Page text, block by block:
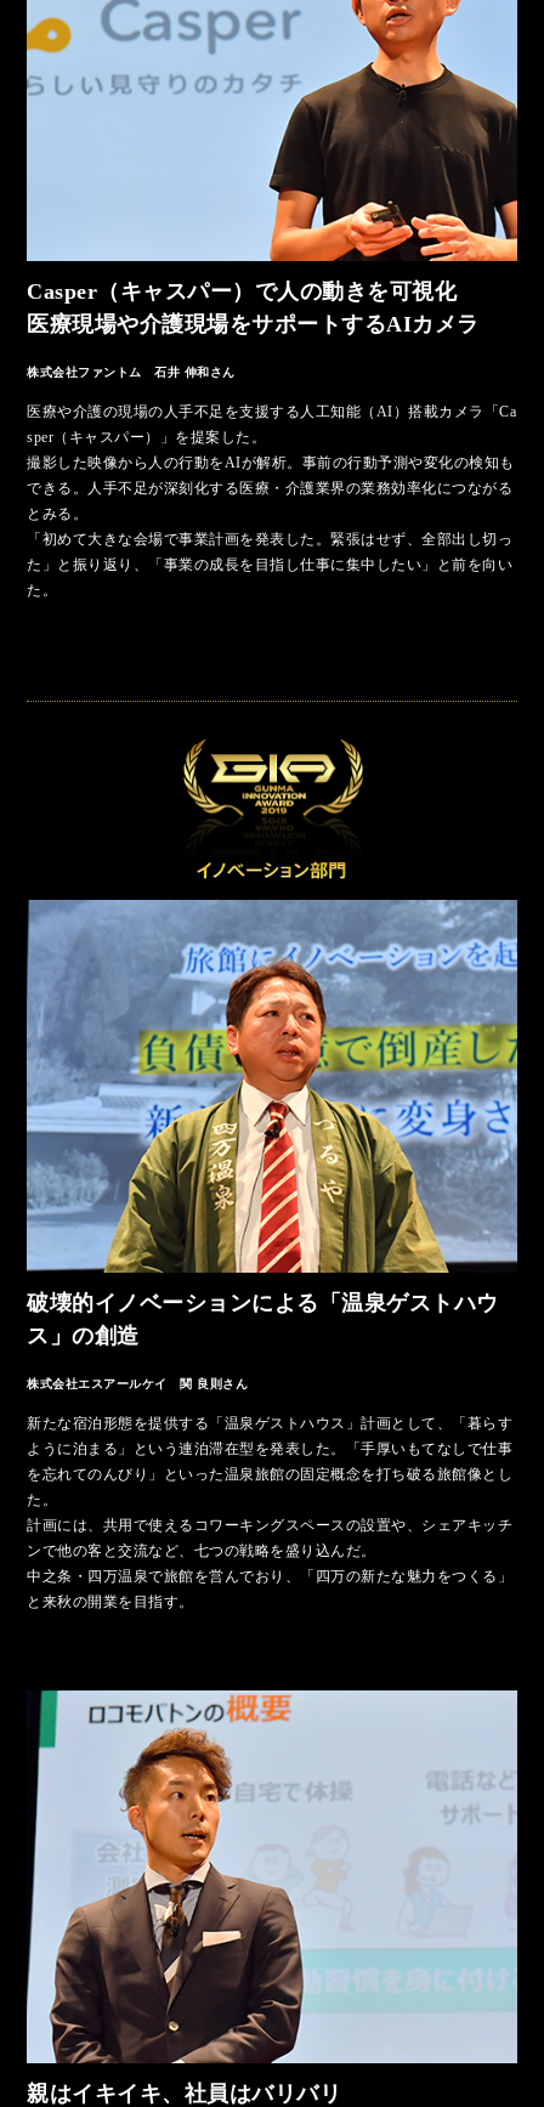
Casper（キャスパー）で人の動きを可視化
医療現場や介護現場をサポートするAIカメラ
株式会社ファントム 石井 伸和さん
医療や介護の現場の人手不足を支援する人工知能（AI）搭載カメラ「Ca
sper（キャスパー）」を提案した。
撮影した映像から人の行動をAIが解析。事前の行動予測や変化の検知も
できる。人手不足が深刻化する医療・介護業界の業務効率化につながる
とみる。
「初めて大きな会場で事業計画を発表した。緊張はせず、全部出し切っ
た」と振り返り、「事業の成長を目指し仕事に集中したい」と前を向い
た。
破壊的イノベーションによる 「温泉ゲストハウ
ス」の創造
株式会社エスアールケイ 関 良則さん
新たな宿泊形態を提供する「温泉ゲストハウス」計画として、「暮らす
ように泊まる」という連泊滞在型を発表した。「手厚いもてなしで仕事
を忘れてのんびり」といった温泉旅館の固定概念を打ち破る旅館像とし
た。
計画には、共用で使えるコワーキングスペースの設置や、シェアキッチ
ンで他の客と交流など、七つの戦略を盛り込んだ。
中之条・四万温泉で旅館を営んでおり、「四万の新たな魅力をつくる」
と来秋の開業を目指す。
親はイキイキ、社員はバリバリ